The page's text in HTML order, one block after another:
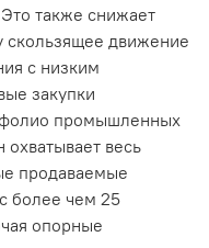
также снижает
скользящее движение
с низким
закупки
промышленных
весь
продаваемые
более чем 25
опорные